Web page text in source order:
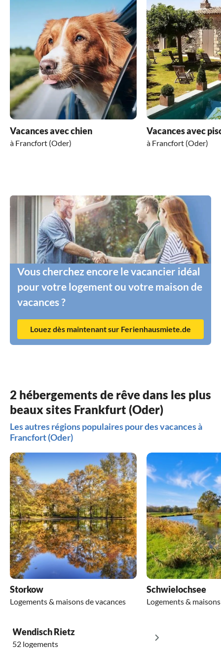
Vacances avec chien
à Francfort (Oder)
Vacances avec
à Francfort (Oder)
Vous cherchez encore le vacancier idéal
pour votre logement ou votre maison de
vacances ?
Louez dès maintenant sur Ferienhausmiete.de
2 hébergements de rêve dans les plus
beaux sites Frankfurt (Oder)
Les autres régions populaires pour des vacances à
Francfort (Oder)
Storkow
Logements & maisons de vacances
Schwielochsee
Logements &
Wendisch Rietz
52 logements